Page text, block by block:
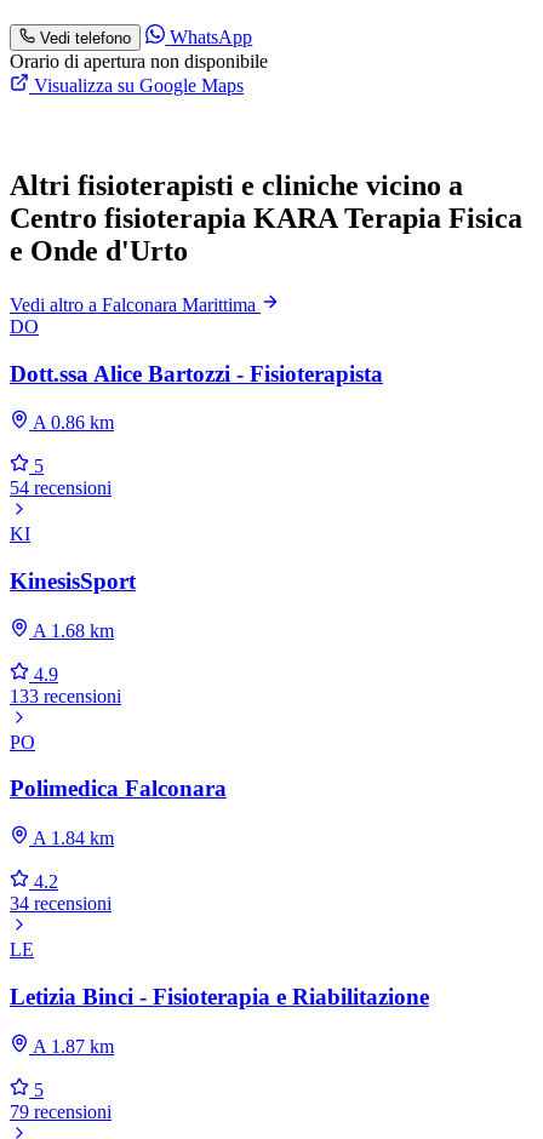
Vedi telefono
WhatsApp
Orario di apertura non disponibile
Visualizza su Google Maps
Altri fisioterapisti e cliniche vicino a
Centro fisioterapia KARA Terapia Fisica
e Onde d'Urto
Vedi altro a Falconara Marittima
DO
Dott.ssa Alice Bartozzi - Fisioterapista
A 0.86 km
5
54 recensioni
KI
KinesisSport
A 1.68 km
4.9
133 recensioni
PO
Polimedica Falconara
A 1.84 km
4.2
34 recensioni
LE
Letizia Binci - Fisioterapia e Riabilitazione
A 1.87 km
5
79 recensioni